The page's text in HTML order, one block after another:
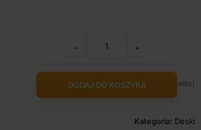
3140,00zł (2552,85 netto)
- +
DODAJ DO KOSZYKA
Kategoria: Deski